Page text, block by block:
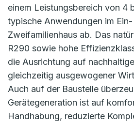
einem Leistungsbereich von 4
typische Anwendungen im Ein-
Zweifamilienhaus ab. Das
R290 sowie hohe
die Ausrichtung auf
gleichzeitig ausgewogener
Auch auf der Baustelle
Gerätegeneration ist auf
Handhabung, reduzierte